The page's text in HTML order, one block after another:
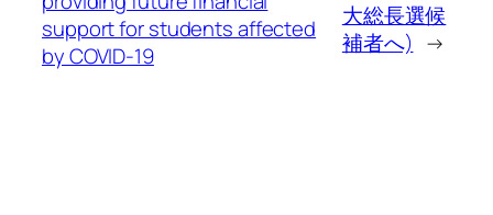
support for students affected
by COVID-19
大総長選候
補者へ) →